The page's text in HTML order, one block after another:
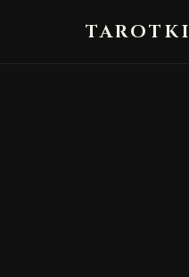
TAROTKI